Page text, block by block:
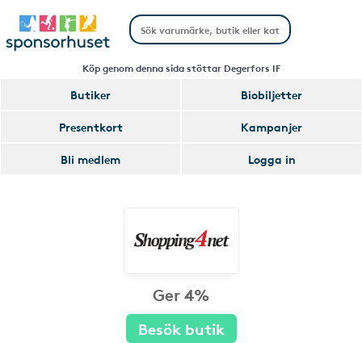
Köp genom denna sida stöttar Degerfors IF
Butiker
Biobiljetter
Presentkort
Kampanjer
Bli medlem
Logga in
Ger 4%
Besök butik